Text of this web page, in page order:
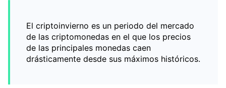
El criptoinvierno es un periodo del mercado
de las criptomonedas en el que los precios
de las principales monedas caen
drásticamente desde sus máximos históricos.